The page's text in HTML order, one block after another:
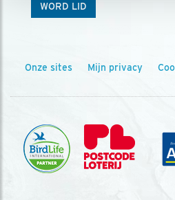
WORD LID
Onze sites Mijn privacy